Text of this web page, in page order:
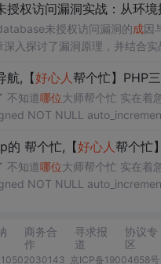
权访问漏洞实战：从环
未授权访问漏洞的成因
入探讨了漏洞原理，并结合实
航,【好心人 帮个忙】PHP
不知道哪位大师帮个忙 实在着
NOT NULL
的 帮个忙,【好心人 帮个忙
不知道哪位大师帮个忙 实在着
NOT NULL
商务合
作
寻求报
道
协议专
区
京ICP备19004658号